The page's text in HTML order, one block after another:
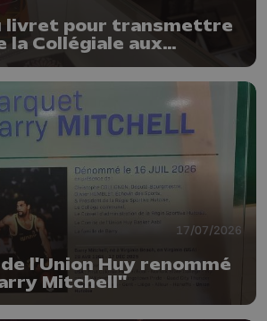
livret pour transmettre
la Collégiale aux
17/07/2026
l'Union Huy renommé
Mitchell"